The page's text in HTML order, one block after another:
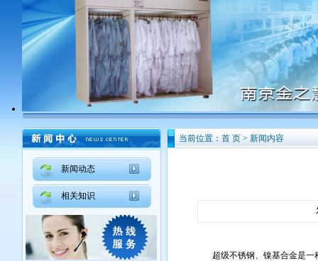
新闻动态
相关知识
当前位置：首 页 > 新闻内容
超级不锈钢、镍基合金是一